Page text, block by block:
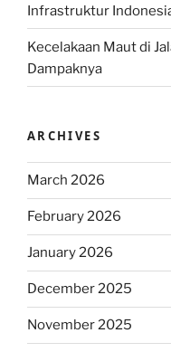
Infrastruktur
Kecelakaan Maut di
Dampaknya
ARCHIVES
March 2026
February 2026
January 2026
December 2025
November 2025